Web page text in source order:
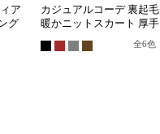
ア
グ
カジュアルコーデ 裏起毛
暖かニットスカート 厚手
ロング丈タイトスカート
全6色